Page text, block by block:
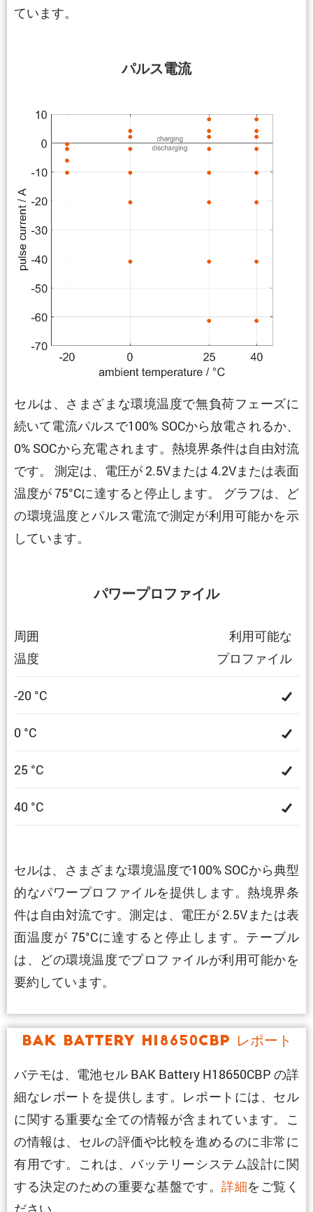
ています。
パルス電流
セルは、さまざまな環境温度で無負荷フェーズに
続いて電流パルスで100% SOCから放電されるか、
0% SOCから充電されます。熱境界条件は自由対流
です。 測定は、電圧が 2.5Vまたは 4.2Vまたは表面
温度が 75°Cに達すると停止します。 グラフは、ど
の環境温度とパルス電流で測定が利用可能かを示
しています。
パワープロファイル
周囲
温度
利用可能な
プロファイル
-20 °C
0 °C
25 °C
40 °C
セルは、さまざまな環境温度で100% SOCから典型
的なパワープロファイルを提供します。熱境界条
件は自由対流です。測定は、電圧が 2.5Vまたは表
面温度が 75°Cに達すると停止します。テーブル
は、どの環境温度でプロファイルが利用可能かを
要約しています。
BAK Battery H18650CBP レポート
バテモは、電池セル BAK Battery H18650CBP の詳
細なレポートを提供します。レポートには、セル
に関する重要な全ての情報が含まれています。こ
の情報は、セルの評価や比較を進めるのに非常に
有用です。これは、バッテリーシステム設計に関
する決定のための重要な基盤です。詳細をご覧く
ださい。